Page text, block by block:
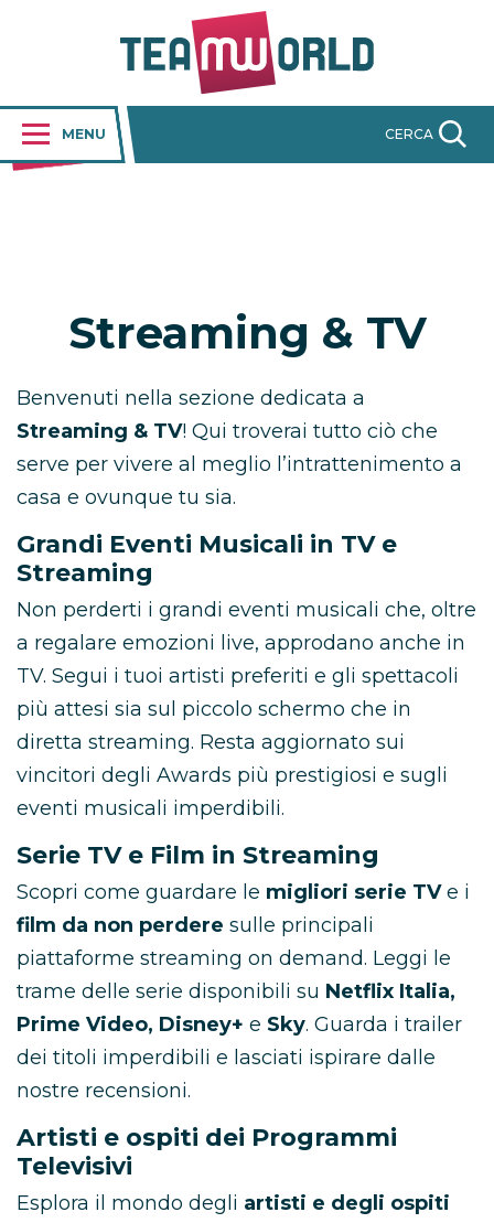
MENU CERCA
Streaming & TV
Benvenuti nella sezione dedicata a
Streaming & TV! Qui troverai tutto ciò che
serve per vivere al meglio l’intrattenimento a
casa e ovunque tu sia.
Grandi Eventi Musicali in TV e
Streaming
Non perderti i grandi eventi musicali che, oltre
a regalare emozioni live, approdano anche in
TV. Segui i tuoi artisti preferiti e gli spettacoli
più attesi sia sul piccolo schermo che in
diretta streaming. Resta aggiornato sui
vincitori degli Awards più prestigiosi e sugli
eventi musicali imperdibili.
Serie TV e Film in Streaming
Scopri come guardare le migliori serie TVe i
film da non perdere sulle principali
piattaforme streaming on demand. Leggi le
trame delle serie disponibili su Netflix Italia,
Prime Video, Disney+ e Sky. Guarda i trailer
dei titoli imperdibili e lasciati ispirare dalle
nostre recensioni.
Artisti e ospiti dei Programmi
Televisivi
Esplora il mondo degli artisti e degli ospiti